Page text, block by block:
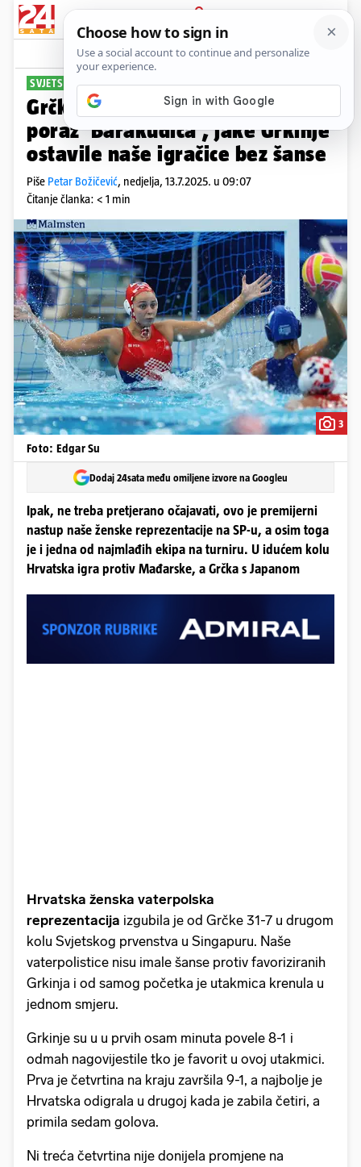
PRIJAVA
Sport Komentari
SVJETSKO PRVENSTVO
Grčka - Hrvatska 31-7: Uh! Težak
poraz 'Barakudica', jake Grkinje
ostavile naše igračice bez šanse
Piše Petar Božičević, nedjelja, 13.7.2025. u 09:07
Čitanje članka: < 1 min
3
Foto: Edgar Su
Dodaj 24sata među omiljene izvore na Googleu
Ipak, ne treba pretjerano očajavati, ovo je premijerni
nastup naše ženske reprezentacije na SP-u, a osim toga
je i jedna od najmlađih ekipa na turniru. U idućem kolu
Hrvatska igra protiv Mađarske, a Grčka s Japanom
Hrvatska ženska vaterpolska
reprezentacija izgubila je od Grčke 31-7 u drugom
kolu Svjetskog prvenstva u Singapuru. Naše
vaterpolistice nisu imale šanse protiv favoriziranih
Grkinja i od samog početka je utakmica krenula u
jednom smjeru.
Grkinje su u u prvih osam minuta povele 8-1 i
odmah nagovijestile tko je favorit u ovoj utakmici.
Prva je četvrtina na kraju završila 9-1, a najbolje je
Hrvatska odigrala u drugoj kada je zabila četiri, a
primila sedam golova.
Ni treća četvrtina nije donijela promjene na